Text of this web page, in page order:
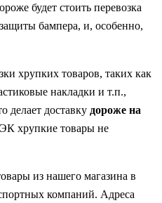
будет стоить перевозка
бампера, и, особенно,
хрупких товаров, таких как
накладки и т.п.,
делает доставку дороже на
хрупкие товары не
из нашего магазина в
компаний. Адреса